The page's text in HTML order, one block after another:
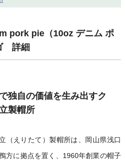
pork pie（10oz デニム ポ
詳細
独自の価値を生み出すク
製帽所
（えりたて）製帽所は、岡山県浅口
方に拠点を置く、1960年創業の帽子